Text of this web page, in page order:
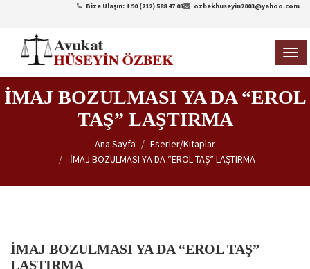
ozbekhuseyin2003@yahoo.com
Bize Ulaşın: +90 (212) 588 47 03
İMAJ BOZULMASI YA DA “EROL
TAŞ” LAŞTIRMA
Ana Sayfa
Eserler/Kitaplar
İMAJ BOZULMASI YA DA “EROL TAŞ” LAŞTIRMA
İMAJ BOZULMASI YA DA “EROL TAŞ”
LAŞTIRMA